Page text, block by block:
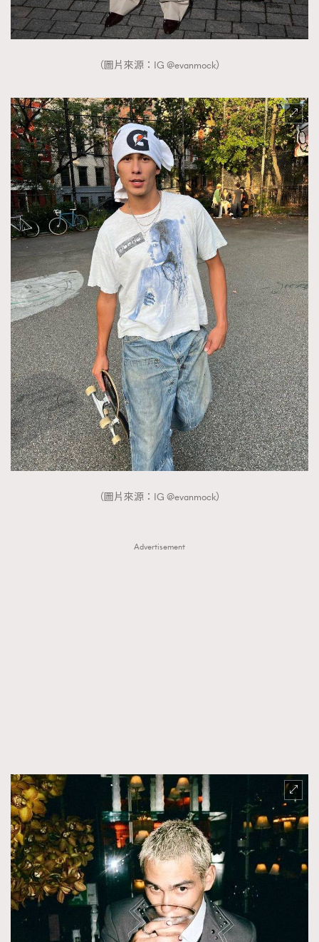
（圖片來源：IG @evanmock）
（圖片來源：IG @evanmock）
Advertisement